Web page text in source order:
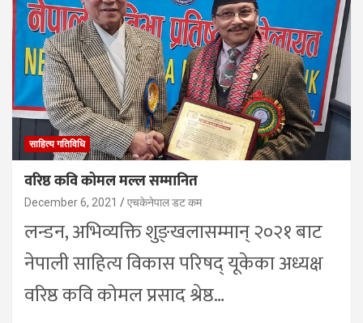
साहित्य गतिविधि
वरिष्ठ कवि कोमल मल्ल सम्मानित
December 6, 2021 एचकेनेपाल डट कम
लन्डन, अभिव्यक्ति शुङ्खलासम्मान् २०२१ बाट
नेपाली साहित्य विकास परिषद् यूकेका अध्यक्ष
वरिष्ठ कवि कोमल प्रसाद श्रेष्ठ…